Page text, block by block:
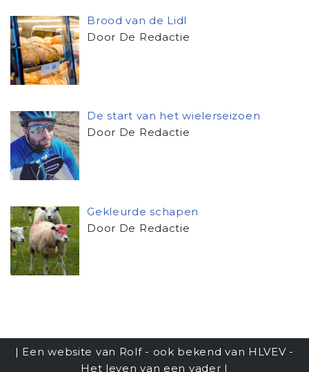
Brood van de Lidl
Door De Redactie
De start van het wielerseizoen
Door De Redactie
Gekleurde schapen
Door De Redactie
| Een website van Rolf - ook bekend van HLVEV -
Het leven van een vader |